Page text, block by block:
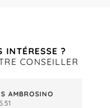
INTÉRESSE ?
CONSEILLER
AMBROSINO